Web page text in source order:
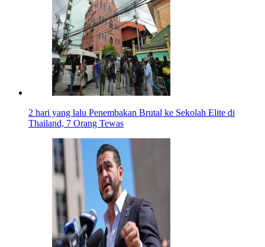
2 hari yang lalu Penembakan Brutal ke Sekolah Elite di
Thailand, 7 Orang Tewas